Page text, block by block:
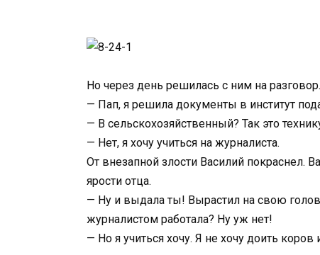
Но через день решилась с ним на разговор.
— Пап, я решила документы в институт
— В сельскохозяйственный? Так это
— Нет, я хочу учиться на журналиста.
От внезапной злости Василий покраснел.
ярости отца.
— Ну и выдала ты! Вырастил на свою
журналистом работала? Ну уж нет!
— Но я учиться хочу. Я не хочу доить коров